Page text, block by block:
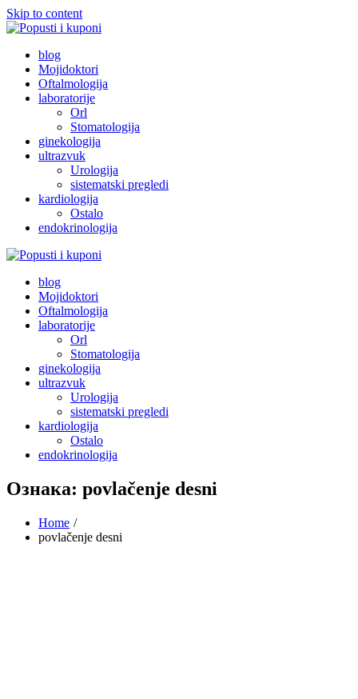
Skip to content
Popusti i kuponi
Popusti Beograd
blog
Mojidoktori
Oftalmologija
laboratorije
Orl
Stomatologija
ginekologija
ultrazvuk
Urologija
sistematski pregledi
kardiologija
Ostalo
endokrinologija
Popusti i kuponi
Popusti Beograd
blog
Mojidoktori
Oftalmologija
laboratorije
Orl
Stomatologija
ginekologija
ultrazvuk
Urologija
sistematski pregledi
kardiologija
Ostalo
endokrinologija
Ознака: povlačenje desni
Home
povlačenje desni